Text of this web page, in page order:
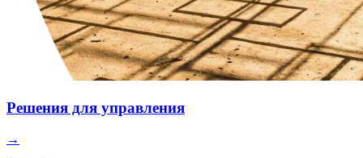
Решения для управления
→